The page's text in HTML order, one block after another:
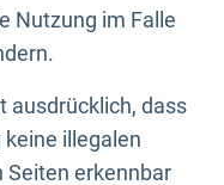
Nutzung im Falle
ausdrücklich, dass
illegalen
Seiten erkennbar